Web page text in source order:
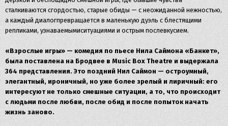
сталкиваются сгордостью, старые обиды — с неожиданной нежностью,
а каждый диалогпревращается в маленькую дуэль с блестящими
репликами, узнаваемымиситуациями и острым послевкусием.
«Взрослые игры» — комедия по пьесе Нила Саймона «Банкет»,
была поставлена на Бродвее в Music Box Theatre и выдержала
364 представления. Это поздний Нил Саймон — остроумный,
элегантный, ироничный, но уже более зрелый и лиричный: его
интересуют не только смешные ситуации, а то, что происходит
с людьми после любви, после обид и после попыток начать
жизнь заново.